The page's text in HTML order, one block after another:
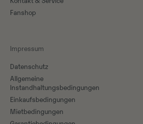
Fanshop
Impressum
Datenschutz
Allgemeine
Instandhaltungsbedingungen
Einkaufsbedingungen
Mietbedingungen